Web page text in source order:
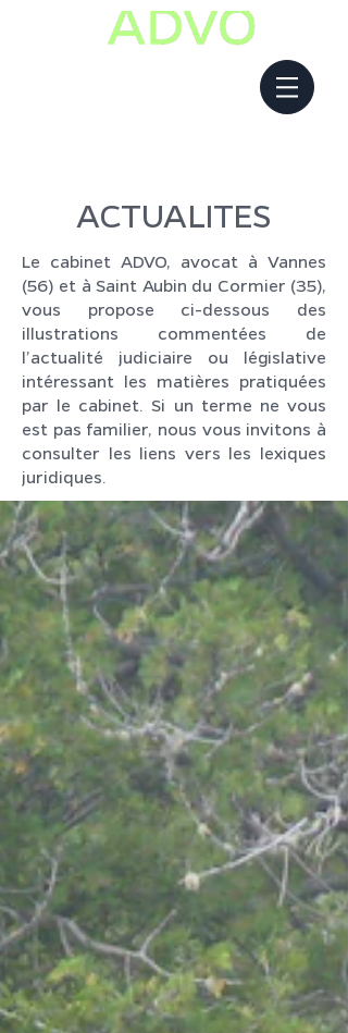
ACTUALITES
Le cabinet ADVO, avocat à Vannes
(56) et à Saint Aubin du Cormier (35),
vous propose ci-dessous des
illustrations commentées de
l’actualité judiciaire ou législative
intéressant les matières pratiquées
par le cabinet. Si un terme ne vous
est pas familier, nous vous invitons à
consulter les liens vers les lexiques
juridiques.